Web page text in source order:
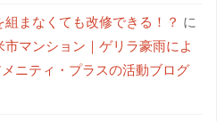
まなくても改修できる！？ に
市マンション｜ゲリラ豪雨によ
ニティ・プラスの活動ブログ